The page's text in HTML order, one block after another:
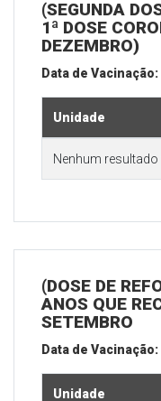
(SEGUNDA
1ª DOSE
DEZEMBRO)
Data de Vacinação:
Unidade
Nenhum
(DOSE DE
ANOS QUE
SETEMBRO
Data de Vacinação:
Unidade